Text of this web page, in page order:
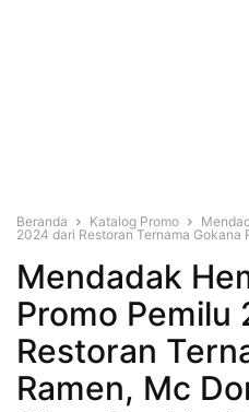
Beranda Katalog Promo
2024 dari Restoran Ternama Gokana
Mendadak
Promo Pemilu
Restoran
Ramen, Mc